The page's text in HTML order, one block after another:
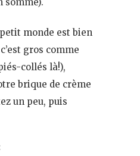
monde est bien
gros comme
collés là!),
brique de crème
un peu, puis